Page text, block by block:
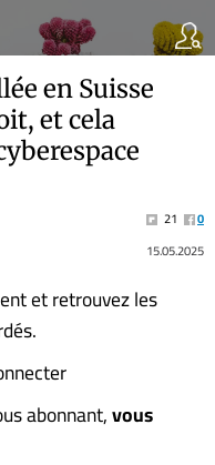
en Suisse
et cela
21
0
15.05.2025
et retrouvez les
abonnant,vous